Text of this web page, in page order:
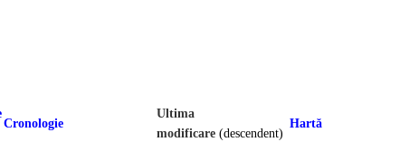
Cronologie
Ultima
modificare (descendent)
Hartă